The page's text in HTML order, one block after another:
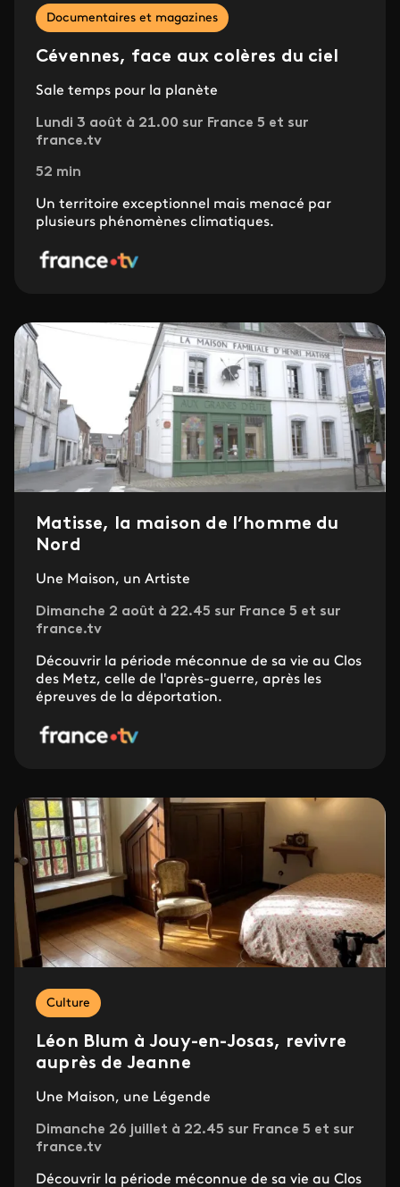
Documentaires et magazines
Cévennes, face aux colères du ciel
Sale temps pour la planète
Lundi 3 août à 21.00 sur France 5 et sur
france.tv
52 min
Un territoire exceptionnel mais menacé par
plusieurs phénomènes climatiques.
Matisse, la maison de l’homme du
Nord
Une Maison, un Artiste
Dimanche 2 août à 22.45 sur France 5 et sur
france.tv
Découvrir la période méconnue de sa vie au Clos
des Metz, celle de l'après-guerre, après les
épreuves de la déportation.
Culture
Léon Blum à Jouy-en-Josas, revivre
auprès de Jeanne
Une Maison, une Légende
Dimanche 26 juillet à 22.45 sur France 5 et sur
france.tv
Découvrir la période méconnue de sa vie au Clos